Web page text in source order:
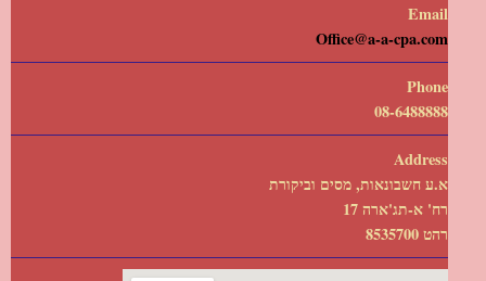
Email
Office@a-a-cpa.com
Phone
08-6488888
Address
א.ע חשבונאות, מסים וביקורת
רח' א-תג'ארה 17
רהט 8535700